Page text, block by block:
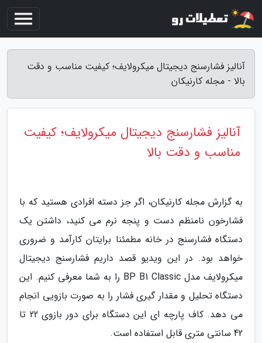
آنالیز فشارسنج دیجیتال میکرولایف؛ کیفیت مناسب و دقت
بالا - مجله کارنیکان
آنالیز فشارسنج دیجیتال میکرولایف؛ کیفیت
مناسب و دقت بالا
به گزارش مجله کارنیکان، اگر جز دسته افرادی هستید که با
فشارخون نامنظم دست و پنجه نرم می کنید، داشتن یک
دستگاه فشارسنج در خانه مطمئنا برایتان کارآمد و ضروری
خواهد بود. در این ویدیو قصد داریم فشارسنج دیجیتال
میکرولایف مدل BP B1 Classic را به شما معرفی کنیم. این
دستگاه تحلیل و مقدار گیری فشار را به صورت بازویی انجام
می دهد. کاف پارچه ای این دستگاه برای دور بازوی 22 تا
42 سانتی متری قابل استفاده است.